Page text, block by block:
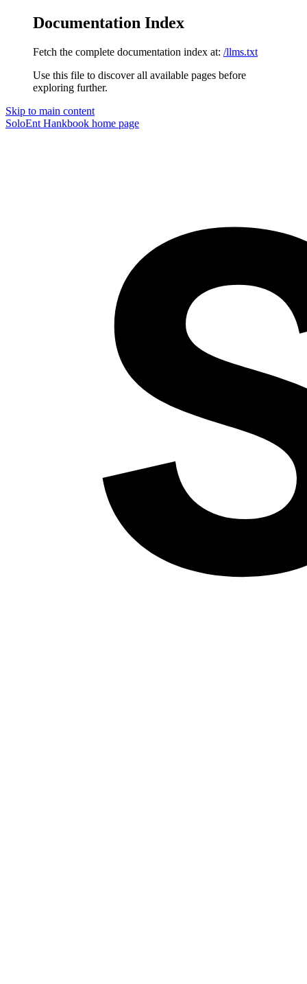
Documentation Index
Fetch the complete documentation index at: /llms.txt
Use this file to discover all available pages before
exploring further.
Skip to main content
SoloEnt Hankbook home page